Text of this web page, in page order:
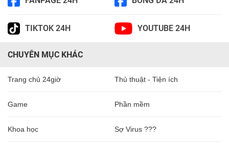
TIKTOK 24H YOUTUBE 24H
CHUYÊN MỤC KHÁC
Trang chủ 24giờ Thủ thuật - Tiện ích
Game Phần mềm
Khoa học Sợ Virus ???